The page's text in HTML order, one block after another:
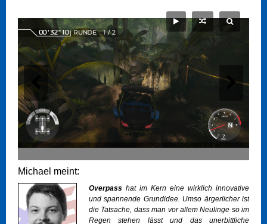
Michael meint:
Overpass hat im Kern eine wirklich innovative
und spannende Grundidee. Umso ärgerlicher ist
die Tatsache, dass man vor allem Neulinge so im
Regen stehen lässt und das unerbittliche